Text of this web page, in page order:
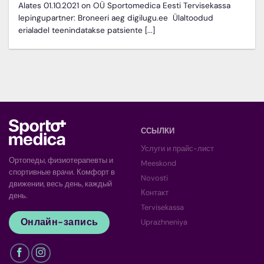
Alates 01.10.2021 on OÜ Sportomedica Eesti Tervisekassa
lepingupartner: Broneeri aeg digilugu.ee Ülaltoodud
erialadel teenindatakse patsiente [...]
Ортопеды, физиотерапевты и
спортивные врачи. Комфорт в
движении, весь день, каждый
день.
Онлайн-запись
ССЫЛКИ
Услуги и прайс-лист
Meeskond
Novosti
Контакт
Tervisekassa
Uprazhneniya